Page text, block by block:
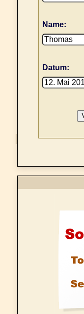
Name:
Datum: